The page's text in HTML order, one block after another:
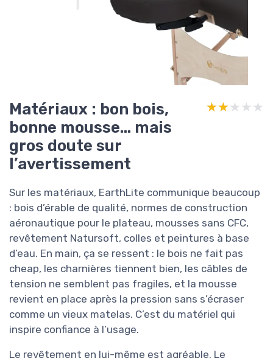
Matériaux : bon bois,
bonne mousse… mais
gros doute sur
l’avertissement
★★★★★
★★★★★
Sur les matériaux, EarthLite communique beaucoup
: bois d’érable de qualité, normes de construction
aéronautique pour le plateau, mousses sans CFC,
revêtement Natursoft, colles et peintures à base
d’eau. En main, ça se ressent : le bois ne fait pas
cheap, les charnières tiennent bien, les câbles de
tension ne semblent pas fragiles, et la mousse
revient en place après la pression sans s’écraser
comme un vieux matelas. C’est du matériel qui
inspire confiance à l’usage.
Le revêtement en lui-même est agréable. Le